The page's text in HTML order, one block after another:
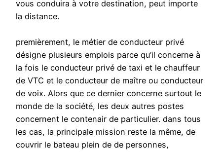
vous conduira à votre destination, peut importe
la distance.
premièrement, le métier de conducteur privé
désigne plusieurs emplois parce qu’il concerne à
la fois le conducteur privé de taxi et le chauffeur
de VTC et le conducteur de maître ou conducteur
de voix. Alors que ce dernier concerne surtout le
monde de la société, les deux autres postes
concernent le contenair de particulier. dans tous
les cas, la principale mission reste la même, de
couvrir le bateau plein de de personnes,